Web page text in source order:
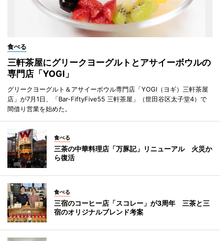
食べる
三軒茶屋にグリークヨーグルトとアサイーボウルの
専門店「YOGI」
グリークヨーグルト＆アサイーボウル専門店「YOGI（ヨギ）三軒茶屋
店」が7月1日、「Bar-FiftyFive55 三軒茶屋」（世田谷区太子堂4）で
間借り営業を始めた。
食べる
三茶の中華料理店「万豚記」リニューアル 火災か
ら復活
食べる
三宿のコーヒー店「スコレー」が3周年 三茶と三
宿のオリジナルブレンド考案